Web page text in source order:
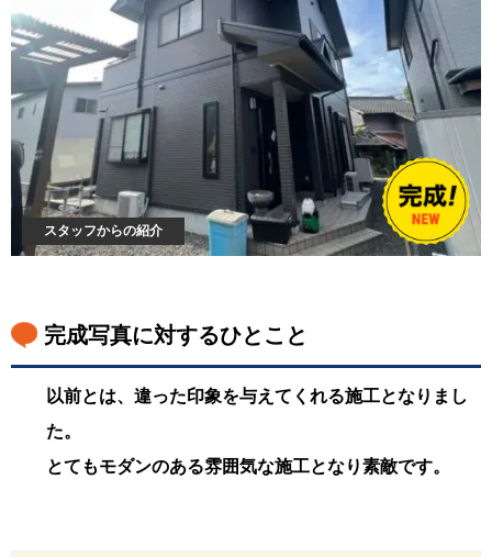
スタッフからの紹介
完成写真に対するひとこと
以前とは、違った印象を与えてくれる施工となりまし
た。
とてもモダンのある雰囲気な施工となり素敵です。